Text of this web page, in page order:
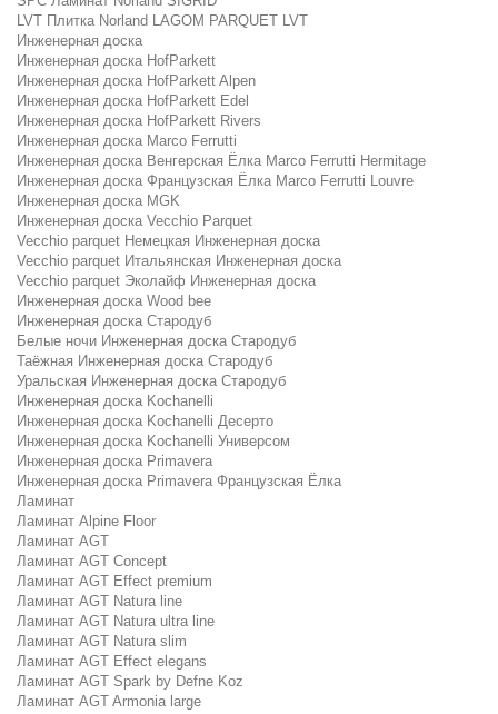
LVT Плитка Norland LAGOM PARQUET LVT
Инженерная доска
Инженерная доска HofParkett
Инженерная доска HofParkett Alpen
Инженерная доска HofParkett Edel
Инженерная доска HofParkett Rivers
Инженерная доска Marco Ferrutti
Инженерная доска Венгерская Ёлка Marco Ferrutti Hermitage
Инженерная доска Французская Ёлка Marco Ferrutti Louvre
Инженерная доска MGK
Инженерная доска Vecchio Parquet
Vecchio parquet Немецкая Инженерная доска
Vecchio parquet Итальянская Инженерная доска
Vecchio parquet Эколайф Инженерная доска
Инженерная доска Wood bee
Инженерная доска Стародуб
Белые ночи Инженерная доска Стародуб
Таёжная Инженерная доска Стародуб
Уральская Инженерная доска Стародуб
Инженерная доска Kochanelli
Инженерная доска Kochanelli Десерто
Инженерная доска Kochanelli Универсом
Инженерная доска Primavera
Инженерная доска Primavera Французская Ёлка
Ламинат
Ламинат Alpine Floor
Ламинат AGT
Ламинат AGT Concept
Ламинат AGT Effect premium
Ламинат AGT Natura line
Ламинат AGT Natura ultra line
Ламинат AGT Natura slim
Ламинат AGT Effect elegans
Ламинат AGT Spark by Defne Koz
Ламинат AGT Armonia large